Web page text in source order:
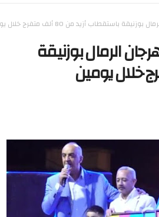
أزيد من 80 ألف متفرج خلال يومين
الرمال بوزنيقة